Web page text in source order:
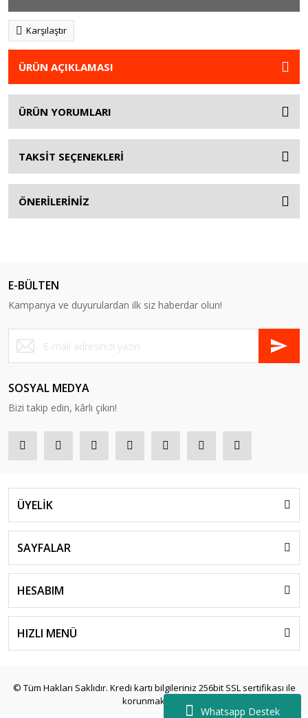
Whatsapp Destek
Karşılaştır
ÜRÜN AÇIKLAMASI
ÜRÜN YORUMLARI
TAKSİT SEÇENEKLERİ
ÖNERİLERİNİZ
E-BÜLTEN
Kampanya ve duyurulardan ilk siz haberdar olun!
SOSYAL MEDYA
Bizi takip edin, kârlı çıkın!
ÜYELİK
SAYFALAR
HESABIM
HIZLI MENÜ
© Tüm Hakları Saklıdır. Kredi kartı bilgileriniz 256bit SSL sertifikası ile
korunmaktadır.